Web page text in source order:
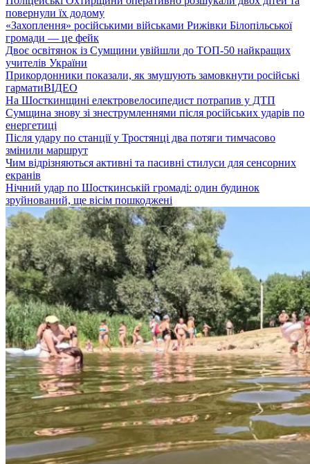
повернули їх додому
«Захоплення» російськими військами Рижівки Білопільської
громади — це фейк
Двоє освітянок із Сумщини увійшли до ТОП-50 найкращих
учителів України
Прикордонники показали, як змушують замовкнути російські
гарматиВІДЕО
На Шосткинщині електровелосипедист потрапив у ДТП
Сумщина знову зі знеструмленнями після російських ударів по
енергетиці
Після удару по станції у Тростянці два потяги тимчасово
змінили маршрут
Чим відрізняються активні та пасивні стилуси для сенсорних
екранів
Нічний удар по Шосткинській громаді: один будинок
зруйнований, ще вісім пошкоджені